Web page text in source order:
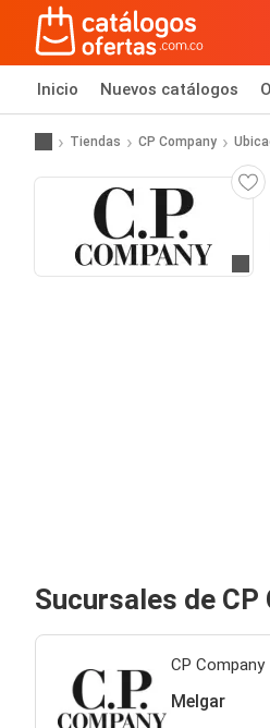
Inicio Nuevos catálogos
Tiendas CP Company
Sucursales de
CP Company
Melgar